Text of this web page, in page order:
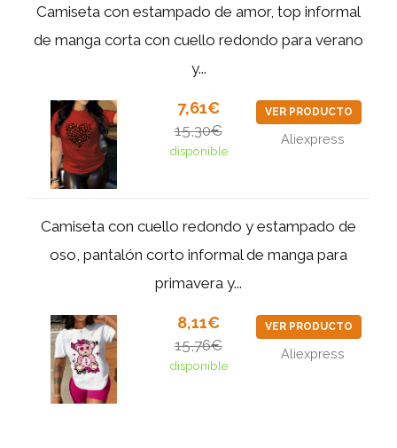
Camiseta con estampado de amor, top informal
de manga corta con cuello redondo para verano
y...
7,61€
15,30€
disponible
VER PRODUCTO
Aliexpress
Camiseta con cuello redondo y estampado de
oso, pantalón corto informal de manga para
primavera y...
8,11€
15,76€
disponible
VER PRODUCTO
Aliexpress